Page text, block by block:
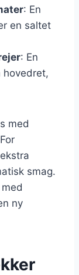
: En
en saltet
: En
hovedret,
med
smag.
ny